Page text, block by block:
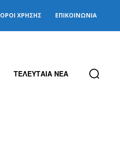
ΌΡΟΙ ΧΡΉΣΗΣ ΕΠΙΚΟΙΝΩΝΊΑ
ΤΕΛΕΥΤΑΙΑ ΝΕΑ